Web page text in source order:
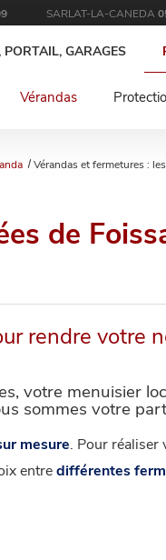
SARLAT-LA-CANEDA
PORTAIL, GARAGES
Vérandas
Vérandas et fermetures :
de
rendre votre
votre menuisier
sommes votre
mesure. Pour réaliser
entre différentes